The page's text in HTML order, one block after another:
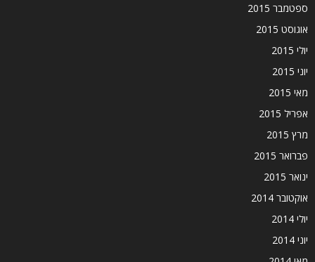
ספטמבר 2015
אוגוסט 2015
יולי 2015
יוני 2015
מאי 2015
אפריל 2015
מרץ 2015
פברואר 2015
ינואר 2015
אוקטובר 2014
יולי 2014
יוני 2014